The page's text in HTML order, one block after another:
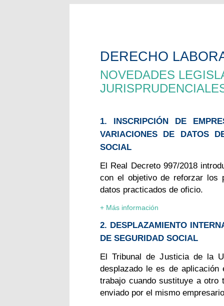
DERECHO
NOVEDADES
1. INSCRIPCIÓN DE
VARIACIONES DE DATOS
SOCIAL
El Real Decreto 997/2018
con el objetivo de reforzar los
datos practicados de oficio.
+ Más información
2. DESPLAZAMIENTO
DE SEGURIDAD SOCIAL
El Tribunal de Justicia de la
desplazado le es de
trabajo cuando sustituye a otro
enviado por el mismo